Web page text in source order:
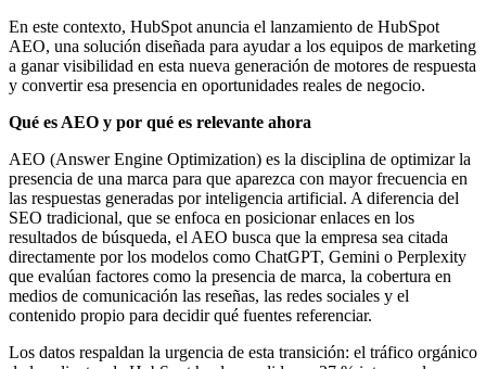
En este contexto, HubSpot anuncia el lanzamiento de HubSpot
AEO, una solución diseñada para ayudar a los equipos de marketing
a ganar visibilidad en esta nueva generación de motores de respuesta
y convertir esa presencia en oportunidades reales de negocio.
Qué es AEO y por qué es relevante ahora
AEO (Answer Engine Optimization) es la disciplina de optimizar la
presencia de una marca para que aparezca con mayor frecuencia en
las respuestas generadas por inteligencia artificial. A diferencia del
SEO tradicional, que se enfoca en posicionar enlaces en los
resultados de búsqueda, el AEO busca que la empresa sea citada
directamente por los modelos como ChatGPT, Gemini o Perplexity
que evalúan factores como la presencia de marca, la cobertura en
medios de comunicación las reseñas, las redes sociales y el
contenido propio para decidir qué fuentes referenciar.
Los datos respaldan la urgencia de esta transición: el tráfico orgánico